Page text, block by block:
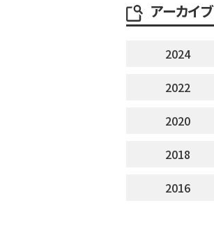
アーカイブ
2024
2022
2020
2018
2016